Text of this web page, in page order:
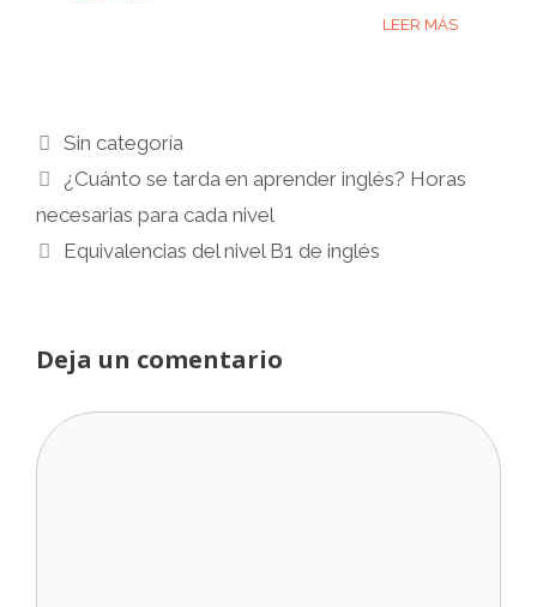
LEER MÁS
Categorías
Sin categoría
¿Cuánto se tarda en aprender inglés? Horas
necesarias para cada nivel
Equivalencias del nivel B1 de inglés
Deja un comentario
Comentario